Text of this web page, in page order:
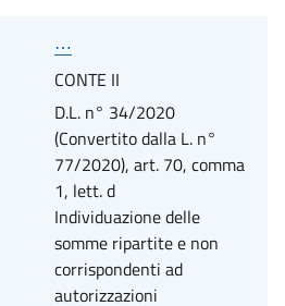
⋯
CONTE II
D.L. n° 34/2020
(Convertito dalla L. n°
77/2020), art. 70, comma
1, lett. d
Individuazione delle
somme ripartite e non
corrispondenti ad
autorizzazioni